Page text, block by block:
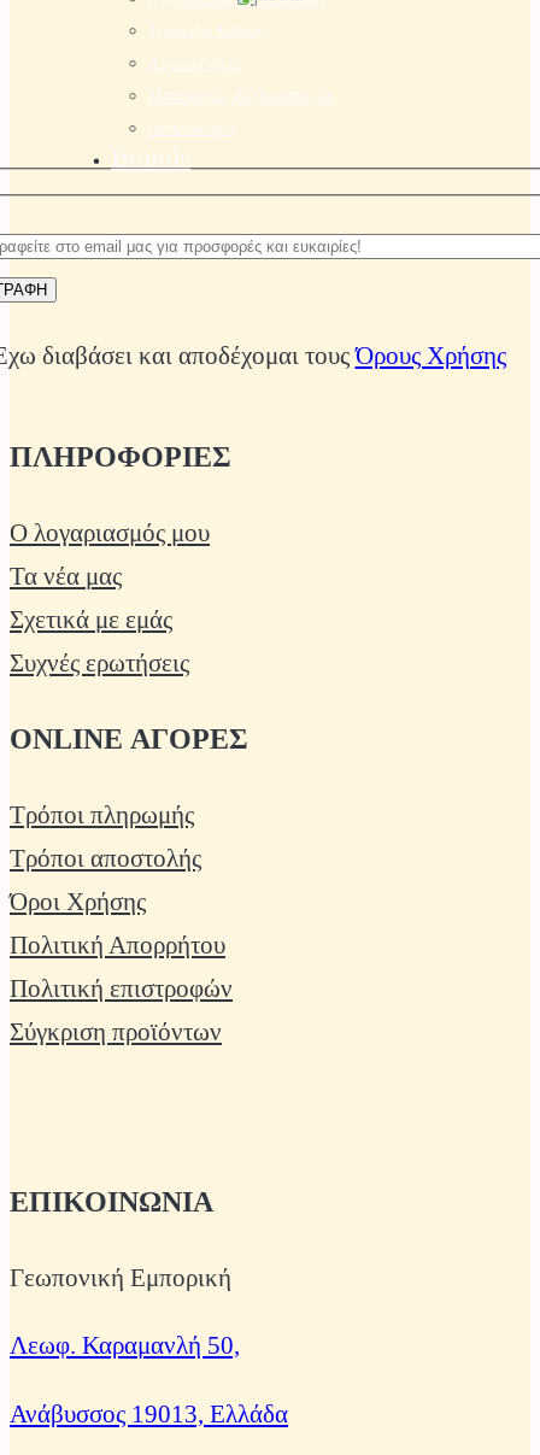
διαβάσει και αποδέχομαι τουςΌρους Χρήσης
ΠΛΗΡΟΦΟΡΙΕΣ
Ο λογαριασμός μου
Τα νέα μας
Σχετικά με εμάς
Συχνές ερωτήσεις
ONLINE ΑΓΟΡΕΣ
Τρόποι πληρωμής
Τρόποι αποστολής
Όροι Χρήσης
Πολιτική Απορρήτου
Πολιτική επιστροφών
Σύγκριση προϊόντων
ΕΠΙΚΟΙΝΩΝΙΑ
Γεωπονική Εμπορική
Λεωφ. Καραμανλή 50,
Ανάβυσσος 19013, Ελλάδα
Τρακτέρ Κήπου
Αρμοκόφτες
Μπαταρίες & Φορτιστές
Αναλώσιμα
Brands